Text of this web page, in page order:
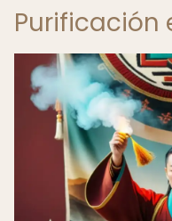
Purificación